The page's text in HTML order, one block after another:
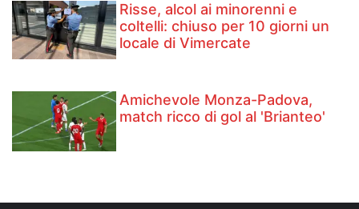
Risse, alcol ai minorenni e
coltelli: chiuso per 10 giorni un
locale di Vimercate
Amichevole Monza-Padova,
match ricco di gol al 'Brianteo'